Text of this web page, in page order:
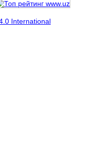
International